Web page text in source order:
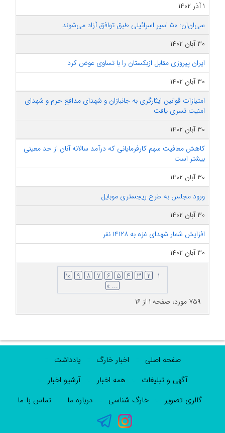
۱ آذر ۱۴۰۲
سی‌ان‌ان: ۵۰ اسیر اسرائیلی طبق توافق آزاد می‌شوند
۳۰ آبان ۱۴۰۲
ایران پیروزی مقابل ازبکستان را با تساوی عوض کرد
۳۰ آبان ۱۴۰۲
امتیازات قوانین ایثارگری به جانبازان و شهدای مدافع حرم و شهدای
امنیت تسری یافت
۳۰ آبان ۱۴۰۲
کاهش معافیت سهم کارفرمایانی که درآمد سالانه آنان از حد معینی
بیشتر است
۳۰ آبان ۱۴۰۲
ورود مجلس به طرح ریجستری موبایل
۳۰ آبان ۱۴۰۲
افزایش شمار شهدای غزه به ۱۴۱۲۸ نفر
۳۰ آبان ۱۴۰۲
۱ ۲ ۳ ۴ ۵ ۶ ۷ ۸ ۹
۱۰
... »
۷۵۹ مورد، صفحه ۱ از ۱۶
صفحه اصلی اخبار خارگ
یادداشت
آگهی و تبلیغات
همه اخبار
آرشیو اخبار
گالری تصویر
خارگ شناسی درباره ما تماس با ما